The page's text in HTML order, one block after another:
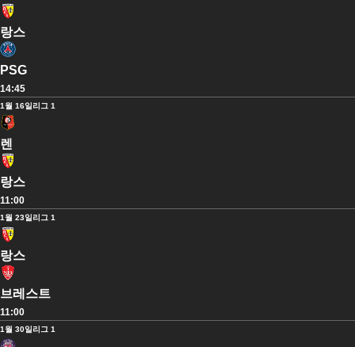
랑스
PSG
14:45
1월 16일리그 1
렌
랑스
11:00
1월 23일리그 1
랑스
브레스트
11:00
1월 30일리그 1